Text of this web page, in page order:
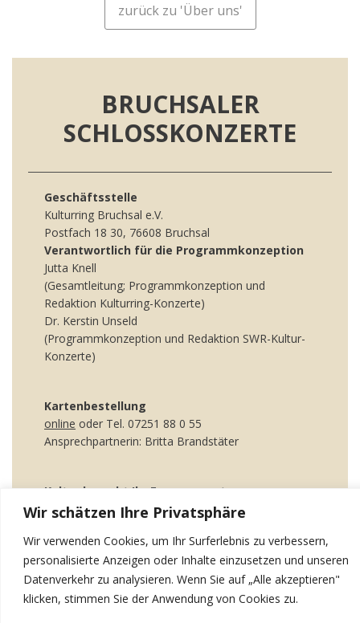
Wir schätzen Ihre Privatsphäre
Wir verwenden Cookies, um Ihr Surferlebnis zu verbessern,
personalisierte Anzeigen oder Inhalte einzusetzen und unseren
Datenverkehr zu analysieren. Wenn Sie auf „Alle akzeptieren"
klicken, stimmen Sie der Anwendung von Cookies zu.
zurück zu 'Über uns'
BRUCHSALER
SCHLOSSKONZERTE
Geschäftsstelle
Kulturring Bruchsal e.V.
Postfach 18 30, 76608 Bruchsal
Verantwortlich für die Programmkonzeption
Jutta Knell
(Gesamtleitung; Programmkonzeption und
Redaktion Kulturring-Konzerte)
Dr. Kerstin Unseld
(Programmkonzeption und Redaktion SWR-Kultur-
Konzerte)
Kartenbestellung
online oder Tel. 07251 88 0 55
Ansprechpartnerin: Britta Brandstäter
Kultur braucht Ihr Engagement
Werden Sie Mitglied im Kulturring Bruchsal e.V.,
dem Kreis der Freunde und Förderer
der Bruchsaler Schlosskonzerte.
Informationen über Ihre Vorteilehier.